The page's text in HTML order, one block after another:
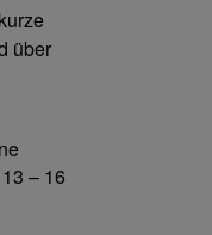
über
– 16